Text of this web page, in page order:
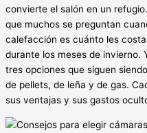
convierte el salón en un
que muchos se preguntan
calefacción es cuánto les
durante los meses de invierno.
tres opciones que siguen
de pellets, de leña y de gas.
sus ventajas y sus gastos